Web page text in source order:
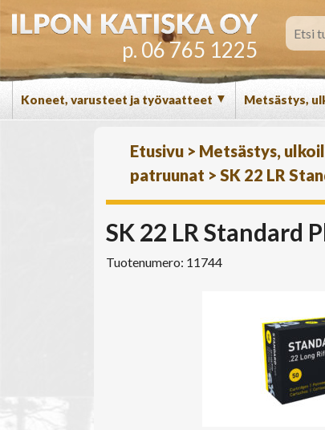
p. 06 765 1225
Koneet, varusteet ja työvaatteet ▼ Metsästys,
Etusivu > Metsästys,
patruunat > SK 22 LR
SK 22 LR Standard
Tuotenumero: 11744